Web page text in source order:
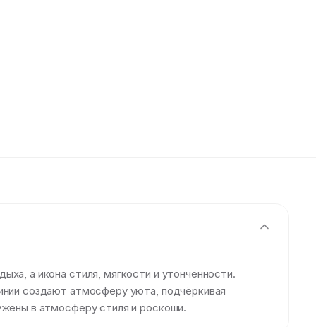
а икона стиля, мягкости и утончённости.
создают атмосферу уюта, подчёркивая
в атмосферу стиля и роскоши.